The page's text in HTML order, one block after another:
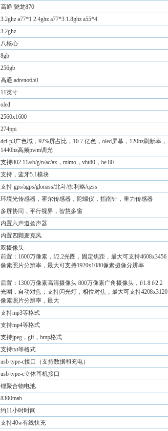
高通 骁龙870
3.2ghz a77*1 2.4ghz a77*3 1.8ghz a55*4
3.2ghz
八核心
8gb
256gb
高通 adreno650
11英寸
oled
2560x1600
274ppi
dci-p3广色域，92%屏占比，10.7 亿色，oled屏幕，120hz刷新率，
1440hz高频pwm调光
支持802.11a/b/g/n/ac/ax，mimo，vht80，he 80
支持，蓝牙5.1模块
支持 gps/agps/glonass/北斗/伽利略/qzss
环境光传感器，霍尔传感器，陀螺仪，指南针，重力传感器
多屏协同，平行视界，智慧多窗
内置六声道扬声器
内置四颗麦克风
双摄像头
前置：1600万像素，f/2.2光圈，固定焦距，最大可支持4608x3456
像素照片分辨率，最大可支持1920x1080像素摄像分辨率
后置：1300万像素高清摄像头 800万像素广角摄像头，f/1.8 f/2.2
光圈，自动对焦；支持闪光灯，相位对焦，最大可支持4208x3120
像素照片分辨率，最大
支持mp3等格式
支持mp4等格式
支持jpeg，gif，bmp格式
支持txt等格式
usb type-c接口（支持数据和充电）
usb type-c立体耳机接口
锂聚合物电池
8300mah
约11小时时间
支持40w有线快充